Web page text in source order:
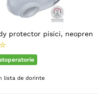
protector pisici, neopren
☆
lista de dorinte